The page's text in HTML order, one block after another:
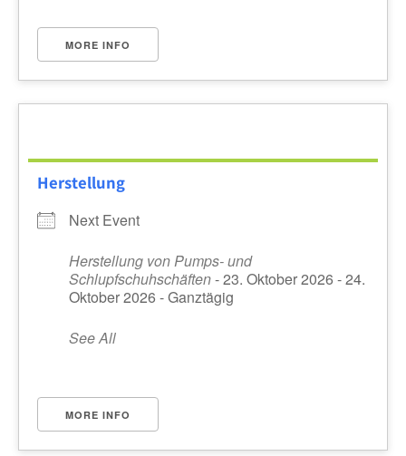
MORE INFO
Herstellung
Next Event
Herstellung von Pumps- und
Schlupfschuhschäften- 23. Oktober 2026 - 24.
Oktober 2026 - Ganztägig
See All
MORE INFO